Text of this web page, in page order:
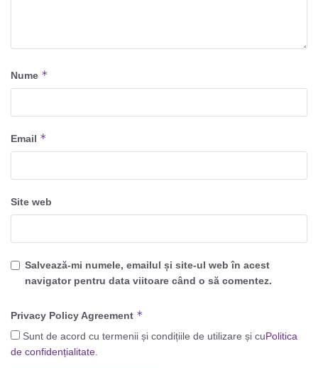
Nume *
Email *
Site web
Salvează-mi numele, emailul și site-ul web în acest
navigator pentru data viitoare când o să comentez.
Privacy Policy Agreement *
Sunt de acord cu termenii și condițiile de utilizare și cuPolitica
de confidențialitate